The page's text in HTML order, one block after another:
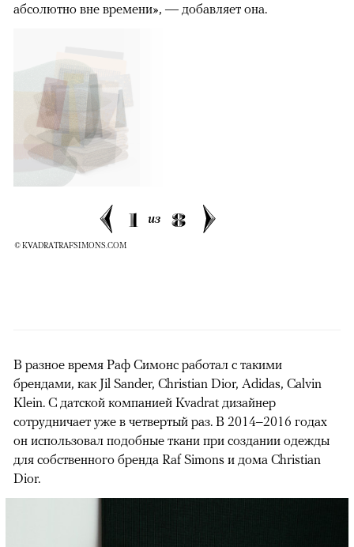
абсолютно вне времени», — добавляет она.
1 из 8
© KVADRATRAFSIMONS.COM
В разное время Раф Симонс работал с такими
брендами, как Jil Sander, Christian Dior, Adidas, Calvin
Klein. С датской компанией Kvadrat дизайнер
сотрудничает уже в четвертый раз. В 2014–2016 годах
он использовал подобные ткани при создании одежды
для собственного бренда Raf Simons и дома Christian
Dior.